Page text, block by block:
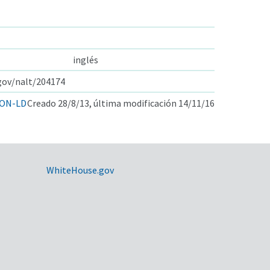
inglés
nalt/204174
LDCreado 28/8/13, última modificación 14/11/16
WhiteHouse.gov